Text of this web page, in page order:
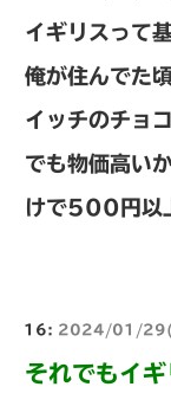
イギリスって
俺が住んでた
イッチのチョ
でも物価高い
けで500円以
16: 2024/01/29(
それでもイ